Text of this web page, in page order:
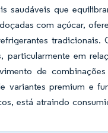
que
com açúcar,
tradicionais.
particularmente em
de
variantes premium e
está atraindo